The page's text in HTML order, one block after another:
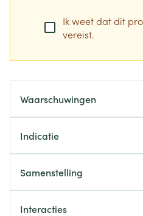
Ik weet dat dit
vereist.
Waarschuwingen
Indicatie
Samenstelling
Interacties